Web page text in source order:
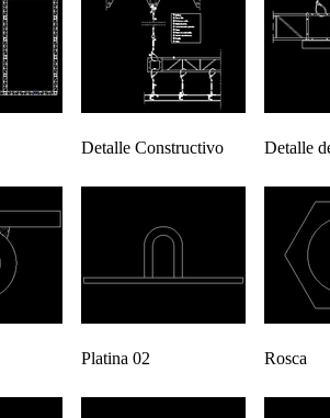
Detalle Constructivo Detalle
Platina 02 Rosca